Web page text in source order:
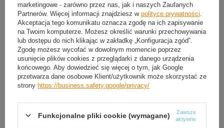
Bezpieczne zakupy
Darmowa dostawa do paczkomatu lub punktu
odbioru
Smile - dostawy ze sklepów internetowych przy zamówieniu od50,00 zł
darmoWięcej informacji.
marketingowe - zarówno przez nas, jak i naszych Zaufanych
Partnerów. Więcej informacji znajdziesz w polityce prywatności
Akceptacja tego komunikatu oznacza zgodę na ich zapisywanie
na Twoim komputerze. Możesz określić warunki przechowywania
lub dostępu do nich klikając w zakładkę „Konfiguracja zgód”.
Zgodę możesz wycofać w dowolnym momencie poprzez
usunięcie plików cookies z przeglądarki z danego urządzenia
końcowego. Aby dowiedzieć się więcej o tym, jak Google
przetwarza dane osobowe Klient/użytkownik może skorzystać ze
strony https://business.safety.google/privacy/
Funkcjonalne pliki cookie (wymagane)
Zawsze
aktywne